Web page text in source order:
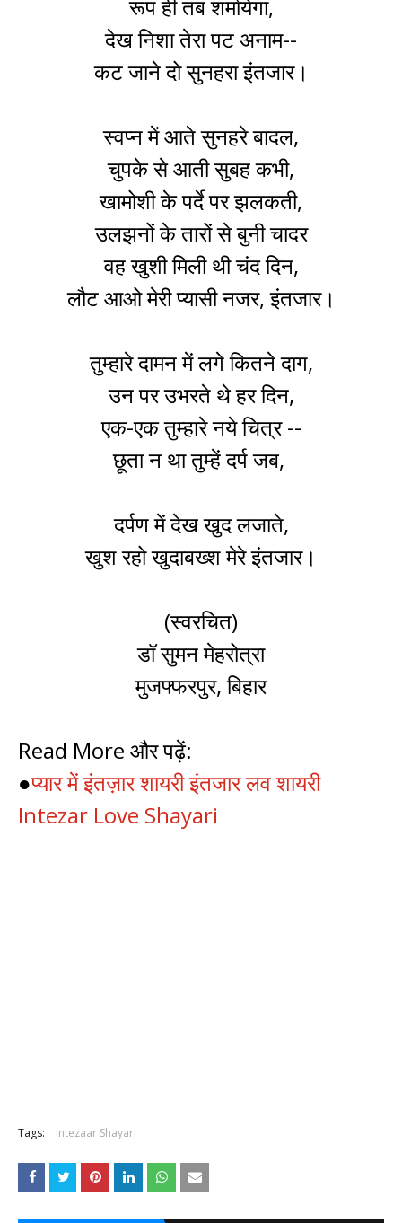
रूप ही तब शर्मायेगा,
देख निशा तेरा पट अनाम--
कट जाने दो सुनहरा इंतजार।
स्वप्न में आते सुनहरे बादल,
चुपके से आती सुबह कभी,
खामोशी के पर्दे पर झलकती,
उलझनों के तारों से बुनी चादर
वह खुशी मिली थी चंद दिन,
लौट आओ मेरी प्यासी नजर, इंतजार।
तुम्हारे दामन में लगे कितने दाग,
उन पर उभरते थे हर दिन,
एक-एक तुम्हारे नये चित्र --
छूता न था तुम्हें दर्प जब,
दर्पण में देख खुद लजाते,
खुश रहो खुदाबख्श मेरे इंतजार।
(स्वरचित)
डॉ सुमन मेहरोत्रा
मुजफ्फरपुर, बिहार
Read More और पढ़ें:
●प्यार में इंतज़ार शायरी इंतजार लव शायरी
Intezar Love Shayari
Tags: Intezaar Shayari